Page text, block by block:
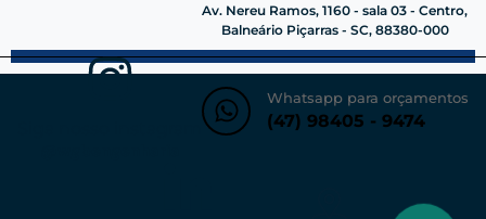
Av. Nereu Ramos, 1160 - sala 03 - Centro,
Balneário Piçarras - SC, 88380-000
Whatsapp para orçamentos
(47) 98405 - 9474